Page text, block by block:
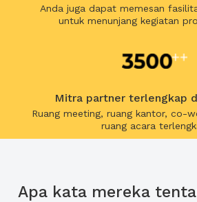
Anda juga dapat memesan
untuk menunjang kegiatan
Mitra partner terlengkap
Ruang meeting, ruang kantor, co-
ruang acara
Apa kata mereka